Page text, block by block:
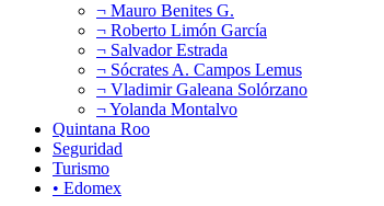
¬ Mauro Benites G.
¬ Roberto Limón García
¬ Salvador Estrada
¬ Sócrates A. Campos Lemus
¬ Vladimir Galeana Solórzano
¬ Yolanda Montalvo
Quintana Roo
Seguridad
Turismo
• Edomex